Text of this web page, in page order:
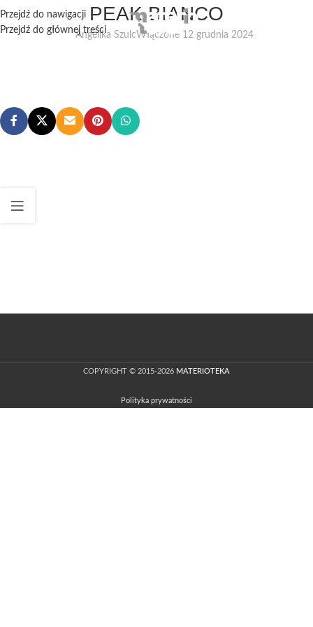
Przejdź do nawigacji
Przejdź do głównej treści
PEAK BIANCO
Angelika SzulcWłączone 12 grudnia 2024
COPYRIGHT © 2015-2026 MATERIOTEKA
Polityka prywatności